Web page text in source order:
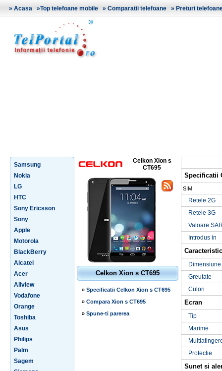
» Acasa »Top telefoane mobile » Comparatii telefoane » Preturi
Samsung
Nokia
LG
HTC
Sony Ericsson
Sony
Apple
Motorola
BlackBerry
Alcatel
Acer
Allview
Vodafone
Orange
Toshiba
Asus
Philips
Palm
Sagem
Celkon Xion s
CT695
Celkon Xion s CT695
» Specificatii Celkon Xion s CT695
» Compara Xion s CT695
» Spune-ti parerea
Specificatii
SIM
Retele 2G
Retele 3G
Valoare
Introdus in
Dimensiune
Greutate
Culori
Ecran
Tip
Marime
Protectie
Sunet si